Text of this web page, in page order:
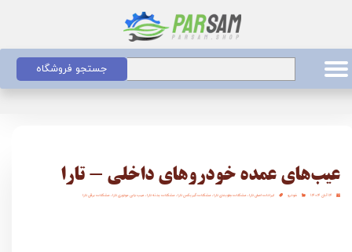
جستجو فروشگاه
عیب‌های عمده خودروهای داخلی - تارا
۱۴ آبان ۱۴۰۴ خودرو ایرادات اصلی تارا،مشکلات جلوبندی تارا،مشکلات گیربکس تارا،مشکلات بدنه تارا،عیب یابی موتوری تارا،مشکلات برقی تارا